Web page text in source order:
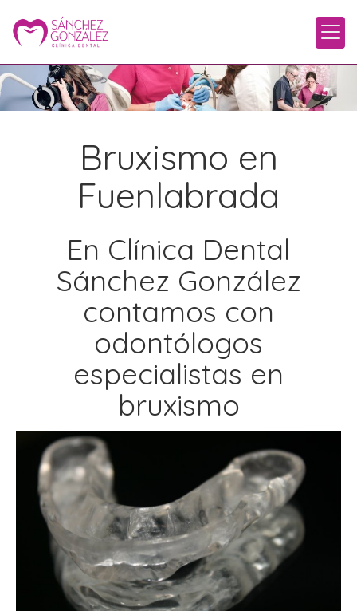
Bruxismo en
Fuenlabrada
En Clínica Dental
Sánchez González
contamos con
odontólogos
especialistas en
bruxismo